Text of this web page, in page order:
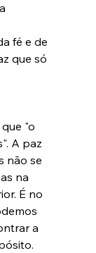
fé e de
que só
"o
A paz
não se
na
É no
a